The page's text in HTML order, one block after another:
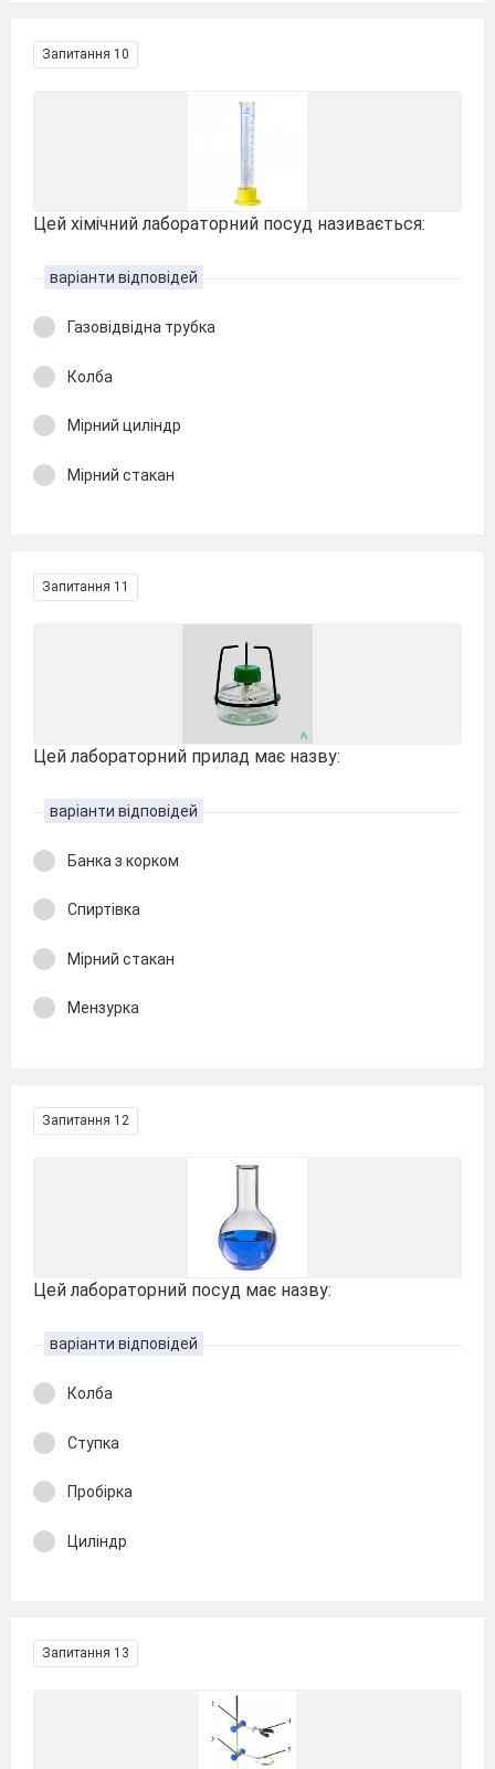
Запитання 10
Цей хімічний лабораторний посуд називається:
варіанти відповідей
Газовідвідна трубка
Колба
Мірний циліндр
Мірний стакан
Запитання 11
Цей лабораторний прилад має назву:
варіанти відповідей
Банка з корком
Спиртівка
Мірний стакан
Мензурка
Запитання 12
Цей лабораторний посуд має назву:
варіанти відповідей
Колба
Ступка
Пробірка
Циліндр
Запитання 13